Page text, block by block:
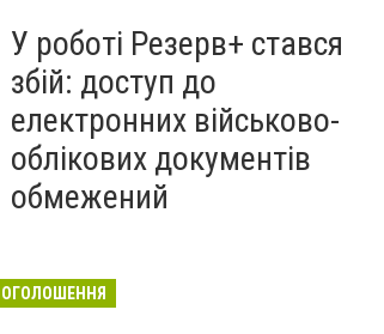
У роботі Резерв+ стався
збій: доступ до
електронних військово-
облікових документів
обмежений
ОГОЛОШЕННЯ